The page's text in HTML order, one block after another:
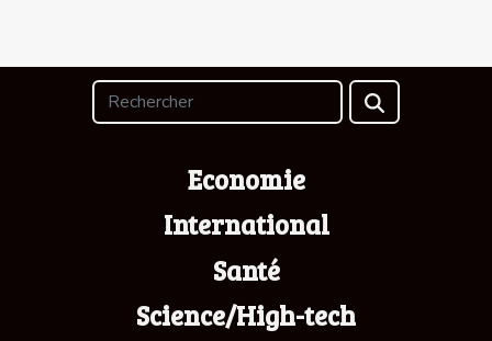
Economie
International
Santé
Science/High-tech